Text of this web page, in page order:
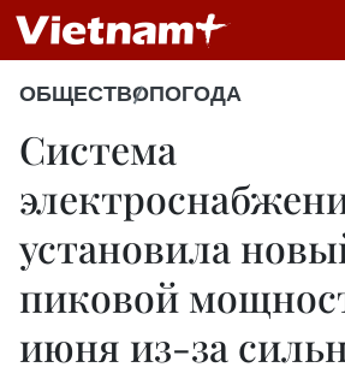
ОБЩЕСТВОПОГОДА
Система
установила
пиковой
июня из-за